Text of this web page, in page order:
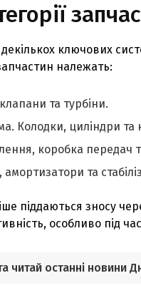
ключових
належать:
та турбіни.
Колодки, циліндри
коробка передач
амортизатори та
піддаються зносу
особливо під
читай останні новини